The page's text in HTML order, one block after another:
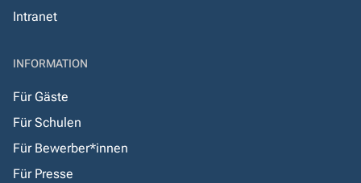
Intranet
INFORMATION
Für Gäste
Für Schulen
Für Bewerber*innen
Für Presse